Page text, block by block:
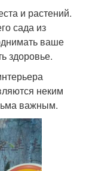
и растений.
сада из
ваше
здоровье.
неким
важным.